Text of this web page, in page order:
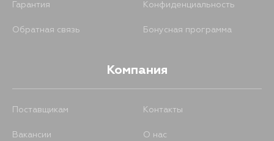
Гарантия Конфиденциальность
Обратная связь Бонусная программа
Компания
Поставщикам Контакты
Вакансии О нас